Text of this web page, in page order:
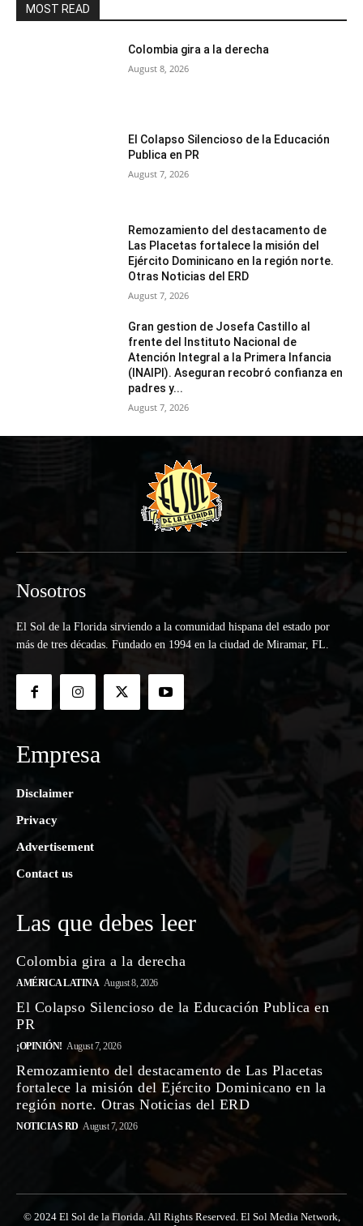
MOST READ
Colombia gira a la derecha
August 8, 2026
El Colapso Silencioso de la Educación
Publica en PR
August 7, 2026
Remozamiento del destacamento de
Las Placetas fortalece la misión del
Ejército Dominicano en la región norte.
Otras Noticias del ERD
August 7, 2026
Gran gestion de Josefa Castillo al
frente del Instituto Nacional de
Atención Integral a la Primera Infancia
(INAIPI). Aseguran recobró confianza en
padres y...
August 7, 2026
Nosotros
El Sol de la Florida sirviendo a la comunidad hispana del estado por
más de tres décadas. Fundado en 1994 en la ciudad de Miramar, FL.
Empresa
Disclaimer
Privacy
Advertisement
Contact us
Las que debes leer
Colombia gira a la derecha
AMÉRICA LATINA August 8, 2026
El Colapso Silencioso de la Educación Publica en
PR
¡OPINIÓN! August 7, 2026
Remozamiento del destacamento de Las Placetas
fortalece la misión del Ejército Dominicano en la
región norte. Otras Noticias del ERD
NOTICIAS RD August 7, 2026
© 2024 El Sol de la Florida. All Rights Reserved. El Sol Media Network,